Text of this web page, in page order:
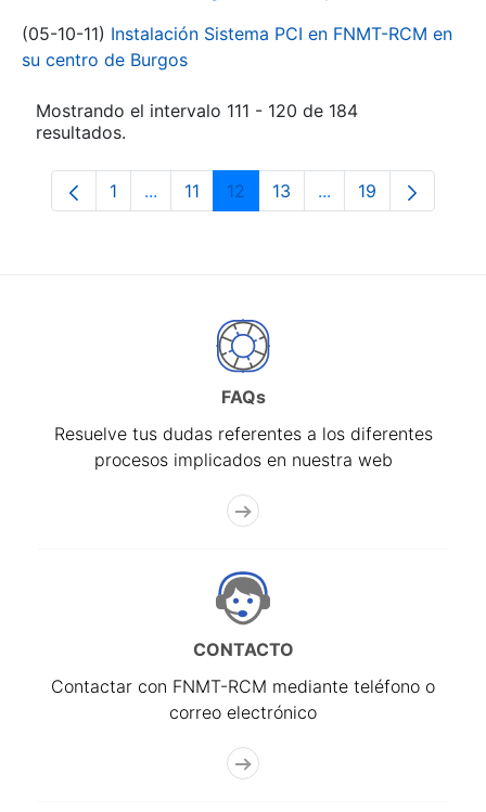
(05-10-11) Instalación Sistema PCI en FNMT-RCM en
su centro de Burgos
Mostrando el intervalo 111 - 120 de 184
resultados.
Página
1 ...Páginas intermedias Use TAB para
Página
11 Página
12 Página
13 ...PáginasPágina
19
FAQs
Resuelve tus dudas referentes a los diferentes
procesos implicados en nuestra web
CONTACTO
Contactar con FNMT-RCM mediante teléfono o
correo electrónico